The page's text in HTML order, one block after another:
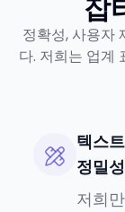
잡
정확성, 사용자
다. 저희는 업계
텍스
정밀성
저희